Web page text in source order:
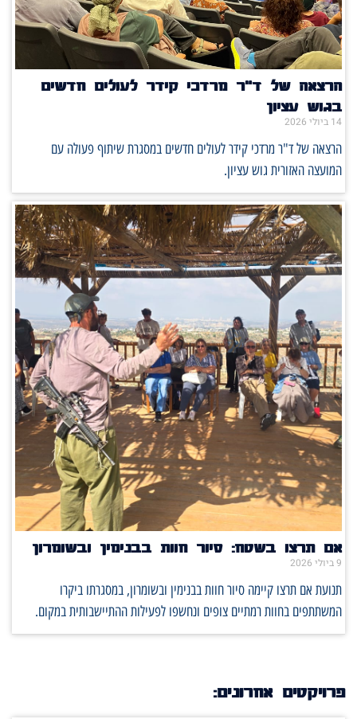
הרצאה של ד"ר מרדכי קידר לעולים חדשים
בגוש עציון
14 ביולי 2026
הרצאה של ד"ר מרדכי קידר לעולים חדשים במסגרת שיתוף פעולה עם
המועצה האזורית גוש עציון.
אם תרצו בשטח: סיור חוות בבנימין ובשומרון
9 ביולי 2026
תנועת אם תרצו קיימה סיור חוות בבנימין ובשומרון, במסגרתו ביקרו
המשתתפים בחוות רמתיים צופים ונחשפו לפעילות ההתיישבותית במקום.
פרויקטים אחרונים: